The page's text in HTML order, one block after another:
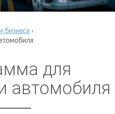
бизнеса ›
для
автомобиля